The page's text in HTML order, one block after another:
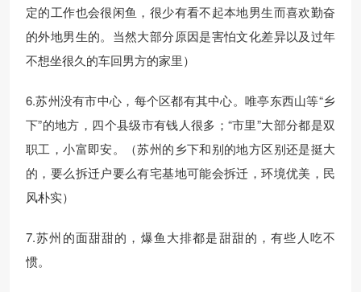
定的工作也会很闲鱼，很少有看不起本地男生而喜欢勤奋
的外地男生的。当然大部分原因是害怕文化差异以及过年
不想坐很久的车回男方的家里）
6.苏州没有市中心，每个区都有其中心。唯亭东西山等“乡
下”的地方，四个县级市有钱人很多；“市里”大部分都是双
职工，小富即安。（苏州的乡下和别的地方区别还是挺大
的，要么拆迁户要么有宅基地可能会拆迁，环境优美，民
风朴实）
7.苏州的面甜甜的，爆鱼大排都是甜甜的，有些人吃不
惯。